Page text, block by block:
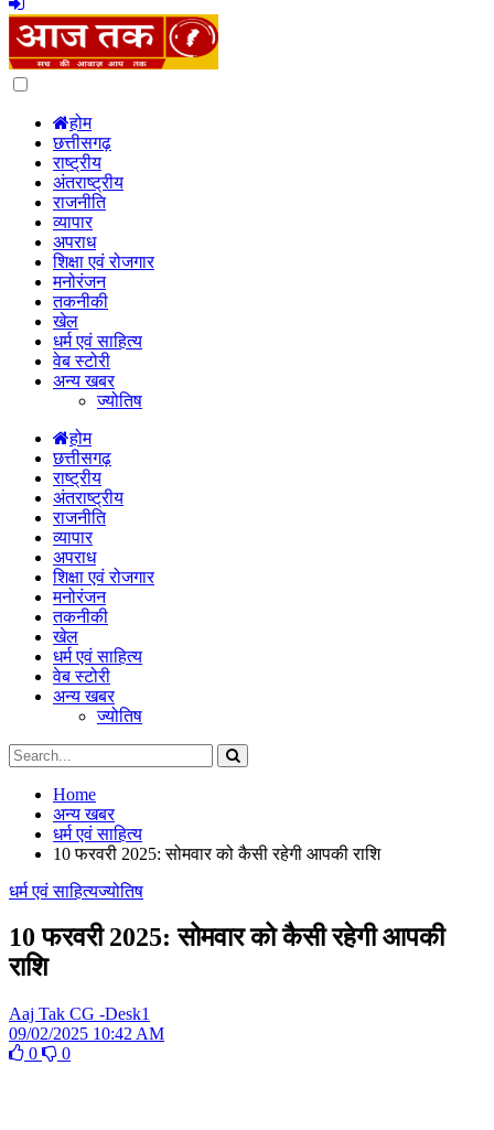
Dark
होम
छत्तीसगढ़
राष्ट्रीय
अंतराष्ट्रीय
राजनीति
व्यापार
अपराध
शिक्षा एवं रोजगार
मनोरंजन
तकनीकी
खेल
धर्म एवं साहित्य
वेब स्टोरी
अन्य खबर
ज्योतिष
होम
छत्तीसगढ़
राष्ट्रीय
अंतराष्ट्रीय
राजनीति
व्यापार
अपराध
शिक्षा एवं रोजगार
मनोरंजन
तकनीकी
खेल
धर्म एवं साहित्य
वेब स्टोरी
अन्य खबर
ज्योतिष
Home
अन्य खबर
धर्म एवं साहित्य
10 फरवरी 2025: सोमवार को कैसी रहेगी आपकी राशि
धर्म एवं साहित्यज्योतिष
10 फरवरी 2025: सोमवार को कैसी रहेगी आपकी
राशि
Aaj Tak CG -Desk1
09/02/2025 10:42 AM
0
0